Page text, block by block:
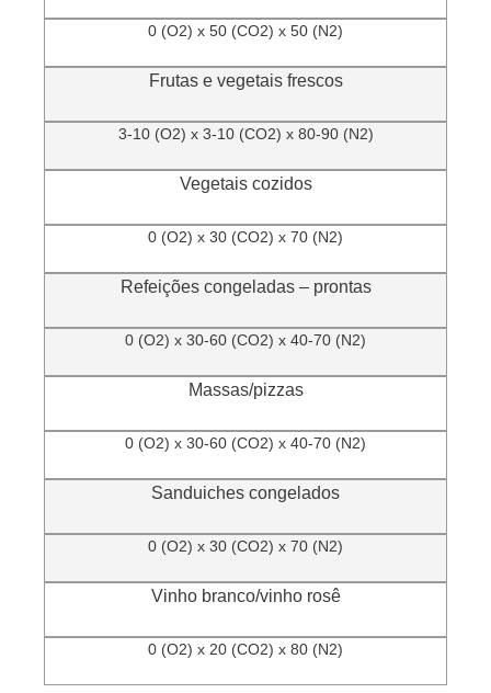
0 (O2) x 50 (CO2) x 50 (N2)
Frutas e vegetais frescos
3-10 (O2) x 3-10 (CO2) x 80-90 (N2)
Vegetais cozidos
0 (O2) x 30 (CO2) x 70 (N2)
Refeições congeladas – prontas
0 (O2) x 30-60 (CO2) x 40-70 (N2)
Massas/pizzas
0 (O2) x 30-60 (CO2) x 40-70 (N2)
Sanduiches congelados
0 (O2) x 30 (CO2) x 70 (N2)
Vinho branco/vinho rosê
0 (O2) x 20 (CO2) x 80 (N2)